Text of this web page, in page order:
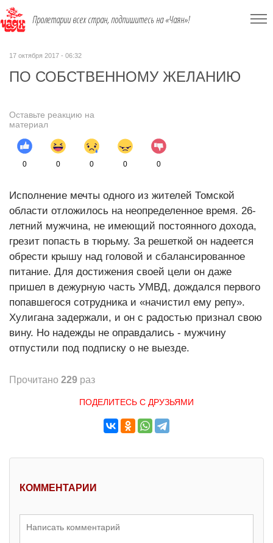
Пролетарии всех стран, подпишитесь на «Чаян»!
17 октября 2017 - 06:32
ПО СОБСТВЕННОМУ ЖЕЛАНИЮ
Оставьте реакцию на
материал
0 0 0 0 0
Исполнение мечты одного из жителей Томской
области отложилось на неопределенное время. 26-
летний мужчина, не имеющий постоянного дохода,
грезит попасть в тюрьму. За решеткой он надеется
обрести крышу над головой и сбалансированное
питание. Для достижения своей цели он даже
пришел в дежурную часть УМВД, дождался первого
попавшегося сотрудника и «начистил ему репу».
Хулигана задержали, и он с радостью признал свою
вину. Но надежды не оправдались - мужчину
отпустили под подписку о не выезде.
Прочитано 229 раз
ПОДЕЛИТЕСЬ С ДРУЗЬЯМИ
КОММЕНТАРИИ